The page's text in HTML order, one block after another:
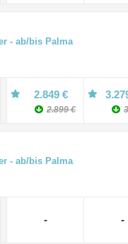
- ab/bis Palma
2.849 €
2.899 €
- ab/bis Palma
- -